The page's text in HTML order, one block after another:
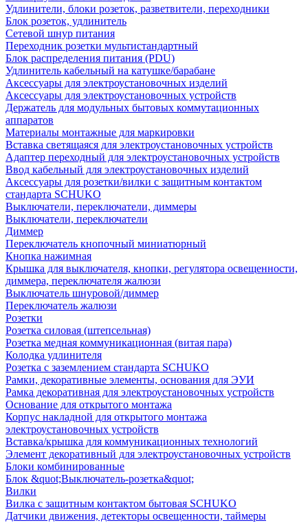
Удлинители, блоки розеток, разветвители, переходники
Блок розеток, удлинитель
Сетевой шнур питания
Переходник розетки мультистандартный
Блок распределения питания (PDU)
Удлинитель кабельный на катушке/барабане
Аксессуары для электроустановочных изделий
Аксессуары для электроустановочных устройств
Держатель для модульных бытовых коммутационных
аппаратов
Материалы монтажные для маркировки
Вставка светящаяся для электроустановочных устройств
Адаптер переходный для электроустановочных устройств
Ввод кабельный для электроустановочных изделий
Аксессуары для розетки/вилки с защитным контактом
стандарта SCHUKO
Выключатели, переключатели, диммеры
Выключатели, переключатели
Диммер
Переключатель кнопочный миниатюрный
Кнопка нажимная
Крышка для выключателя, кнопки, регулятора освещенности,
диммера, переключателя жалюзи
Выключатель шнуровой/диммер
Переключатель жалюзи
Розетки
Розетка силовая (штепсельная)
Розетка медная коммуникационная (витая пара)
Колодка удлинителя
Розетка с заземлением стандарта SCHUKO
Рамки, декоративные элементы, основания для ЭУИ
Рамка декоративная для электроустановочных устройств
Основание для открытого монтажа
Корпус накладной для открытого монтажа
электроустановочных устройств
Вставка/крышка для коммуникационных технологий
Элемент декоративный для электроустановочных устройств
Блоки комбинированные
Блок &quot;Выключатель-розетка&quot;
Вилки
Вилка с защитным контактом бытовая SCHUKO
Датчики движения, детекторы освещенности, таймеры